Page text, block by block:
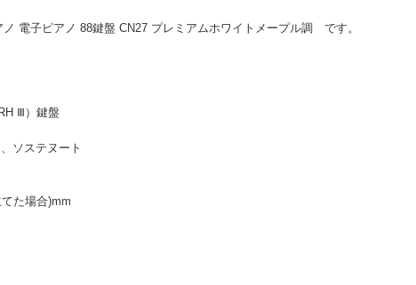
電子ピアノ 88鍵盤 CN27 プレミアムホワイトメープル調 です。
Ⅲ）鍵盤
ソステヌート
た場合)mm